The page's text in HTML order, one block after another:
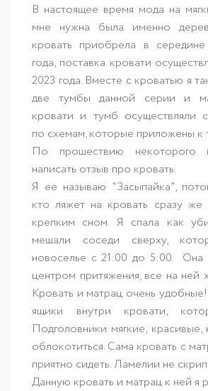
В настоящее время мода на
мне нужна была именно
кровать приобрела в
года, поставка кровати
2023 года. Вместе с кроватью я
две тумбы данной серии и
кровати и тумб осуществляли
по схемам, которые приложены к
По прошествию некоторого
написать отзыв про кровать.
Я ее называю "Засыпайка",
кто ляжет на кровать сразу же
крепким сном. Я спала как
мешали соседи сверху,
новоселье с 21:00 до 5:00. Она
центром притяжения, все на ней
Кровать и матрац очень
ящики внутри кровати,
Подголовники мягкие, красивые,
облокотиться. Сама кровать с
приятно сидеть. Ламелии не
Данную кровать и матрац к ней я